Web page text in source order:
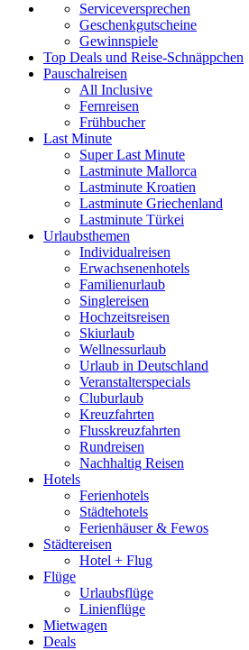
Serviceversprechen
Geschenkgutscheine
Gewinnspiele
Top Deals und Reise-Schnäppchen
Pauschalreisen
All Inclusive
Fernreisen
Frühbucher
Last Minute
Super Last Minute
Lastminute Mallorca
Lastminute Kroatien
Lastminute Griechenland
Lastminute Türkei
Urlaubsthemen
Individualreisen
Erwachsenenhotels
Familienurlaub
Singlereisen
Hochzeitsreisen
Skiurlaub
Wellnessurlaub
Urlaub in Deutschland
Veranstalterspecials
Cluburlaub
Kreuzfahrten
Flusskreuzfahrten
Rundreisen
Nachhaltig Reisen
Hotels
Ferienhotels
Städtehotels
Ferienhäuser & Fewos
Städtereisen
Hotel + Flug
Flüge
Urlaubsflüge
Linienflüge
Mietwagen
Deals